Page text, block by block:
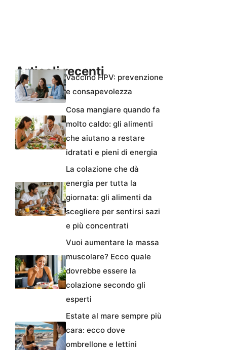
Articoli recentiVaccino HPV: prevenzione
e consapevolezza
Cosa mangiare quando fa
molto caldo: gli alimenti
che aiutano a restare
idratati e pieni di energia
La colazione che dà
energia per tutta la
giornata: gli alimenti da
scegliere per sentirsi sazi
e più concentrati
Vuoi aumentare la massa
muscolare? Ecco quale
dovrebbe essere la
colazione secondo gli
esperti
Estate al mare sempre più
cara: ecco dove
ombrellone e lettini